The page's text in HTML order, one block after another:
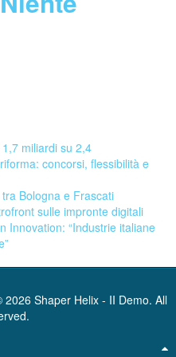
miliardi su 2,4
concorsi, flessibilità e
Bologna e Frascati
sulle impronte digitali
Innovation: “Industrie italiane
2026 Shaper Helix - II Demo. All